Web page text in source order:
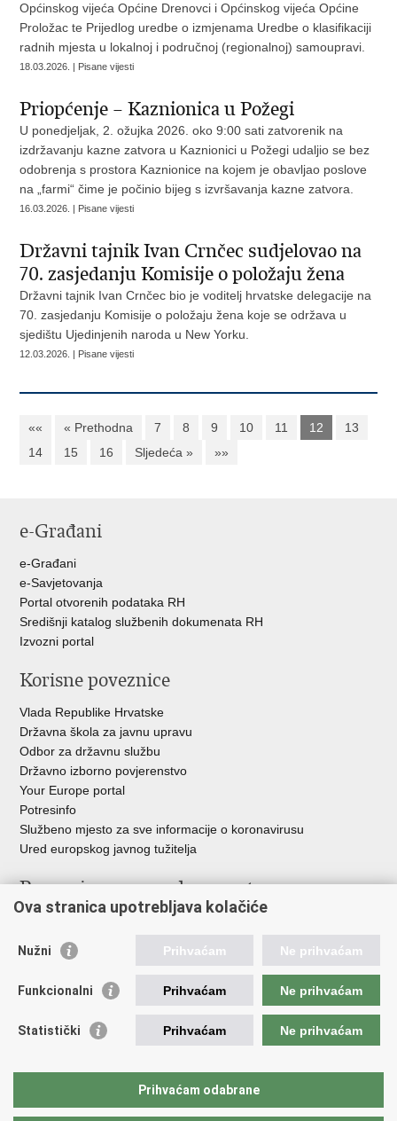
Općinskog vijeća Općine Drenovci i Općinskog vijeća Općine
Proložac te Prijedlog uredbe o izmjenama Uredbe o klasifikaciji
radnih mjesta u lokalnoj i područnoj (regionalnoj) samoupravi.
18.03.2026. | Pisane vijesti
Priopćenje – Kaznionica u Požegi
U ponedjeljak, 2. ožujka 2026. oko 9:00 sati zatvorenik na
izdržavanju kazne zatvora u Kaznionici u Požegi udaljio se bez
odobrenja s prostora Kaznionice na kojem je obavljao poslove
na „farmi“ čime je počinio bijeg s izvršavanja kazne zatvora.
16.03.2026. | Pisane vijesti
Državni tajnik Ivan Crnčec sudjelovao na
70. zasjedanju Komisije o položaju žena
Državni tajnik Ivan Crnčec bio je voditelj hrvatske delegacije na
70. zasjedanju Komisije o položaju žena koje se održava u
sjedištu Ujedinjenih naroda u New Yorku.
12.03.2026. | Pisane vijesti
«« « Prethodna 7 8 9 10 11 12
13
14
15 16 Sljedeća » »»
e-Građani
e-Građani
e-Savjetovanja
Portal otvorenih podataka RH
Središnji katalog službenih dokumenata RH
Izvozni portal
Korisne poveznice
Vlada Republike Hrvatske
Državna škola za javnu upravu
Odbor za državnu službu
Državno izborno povjerenstvo
Your Europe portal
Potresinfo
Službeno mjesto za sve informacije o koronavirusu
Ured europskog javnog tužitelja
Poveznice pravosudnog sustava
Državno odvjetništvo
Ured za suzbijanje korupcije i organiziranog kriminaliteta
Državnoodvjetničko vijeće
Hrvatska odvjetnička komora
Europski pravosudni portal
Ova stranica upotrebljava kolačiće
Nužni Prihvaćam Ne prihvaćam
Funkcionalni Prihvaćam Ne prihvaćam
Statistički Prihvaćam Ne prihvaćam
Prihvaćam odabrane